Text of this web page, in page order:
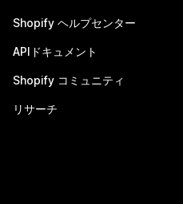
Shopify ヘルプセンター
APIドキュメント
Shopify コミュニティ
リサーチ